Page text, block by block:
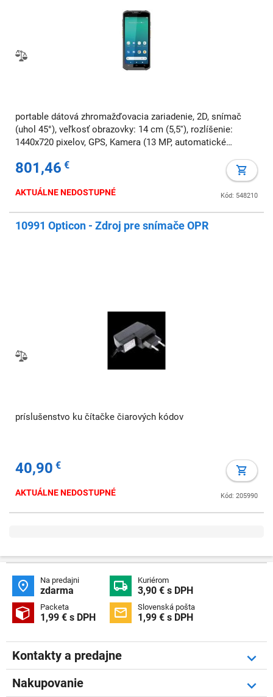
portable dátová zhromažďovacia zariadenie, 2D, snímač
(uhol 45°), veľkosť obrazovky: 14 cm (5,5''), rozlíšenie:
1440x720 pixelov, GPS, Kamera (13 MP, automatické
Bluetooth, Wi-Fi (802.11ax), 4G (LTE),
801,46 €
Kód: 548210
AKTUÁLNE NEDOSTUPNÉ
10991 Opticon - Zdroj pre snímače OPR
príslušenstvo ku čítačke čiarových kódov
40,90 €
Kód: 205990
AKTUÁLNE NEDOSTUPNÉ
 Na predajni
zdarma  Kuriérom
3,90 € s DPH
 Packeta
1,99 € s DPH  Slovenská pošta
1,99 € s DPH
Kontakty a predajne
Nakupovanie